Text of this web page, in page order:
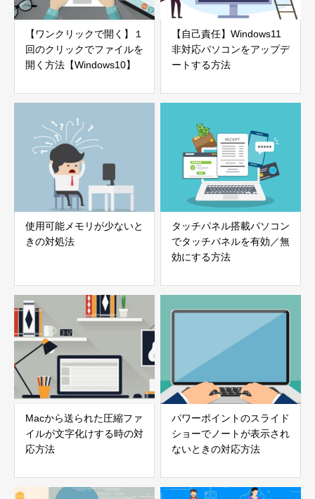
【ワンクリックで開く】１
回のクリックでファイルを
開く方法【Windows10】
【自己責任】Windows11
非対応パソコンをアップデ
ートする方法
使用可能メモリが少ないと
きの対処法
タッチパネル搭載パソコン
でタッチパネルを有効／無
効にする方法
Macから送られた圧縮ファ
イルが文字化けする時の対
応方法
パワーポイントのスライド
ショーでノートが表示され
ないときの対応方法